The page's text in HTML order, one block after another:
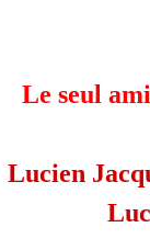
Le seul
Lucien